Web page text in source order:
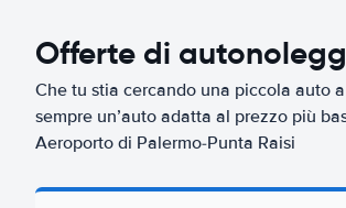
Offerte di
Che tu stia cercando una piccola auto
sempre un’auto adatta al prezzo più
Aeroporto di Palermo-Punta Raisi